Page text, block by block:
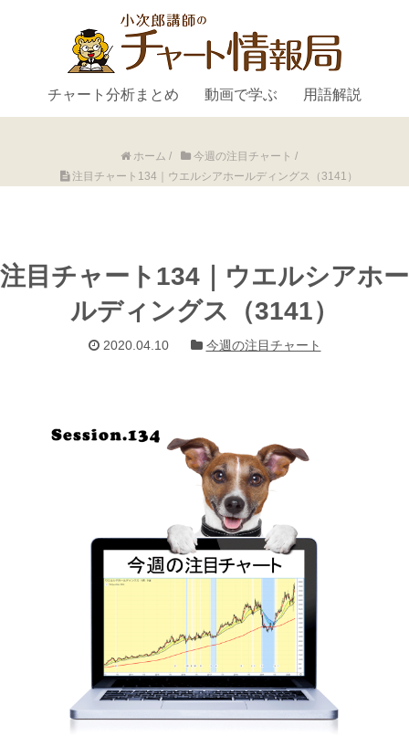
チャート分析まとめ 動画で学ぶ 用語解説
ホーム / 今週の注目チャート /
注目チャート134｜ウエルシアホールディングス（3141）
注目チャート134｜ウエルシアホー
ルディングス（3141）
2020.04.10 今週の注目チャート